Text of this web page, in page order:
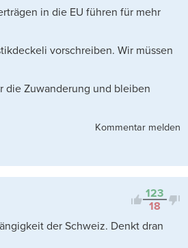
in die EU führen für mehr
vorschreiben. Wir müssen
die Zuwanderung und bleiben
Kommentar melden
123
18
der Schweiz. Denkt dran